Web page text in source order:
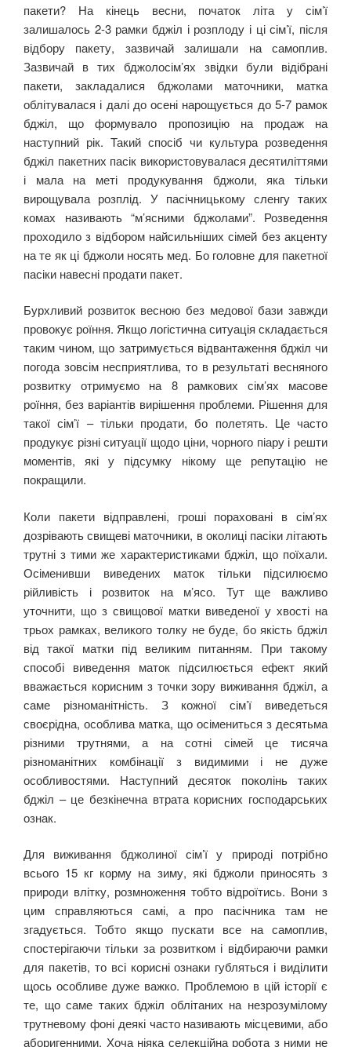
пакети? На кінець весни, початок літа у сім’ї
залишалось 2-3 рамки бджіл і розплоду і ці сім’ї, після
відбору пакету, зазвичай залишали на самоплив.
Зазвичай в тих бджолосім’ях звідки були відібрані
пакети, закладалися бджолами маточники, матка
облітувалася і далі до осені нарощується до 5-7 рамок
бджіл, що формувало пропозицію на продаж на
наступний рік. Такий спосіб чи культура розведення
бджіл пакетних пасік використовувалася десятиліттями
і мала на меті продукування бджоли, яка тільки
вирощувала розплід. У пасічницькому сленгу таких
комах називають “м’ясними бджолами”. Розведення
проходило з відбором найсильніших сімей без акценту
на те як ці бджоли носять мед. Бо головне для пакетної
пасіки навесні продати пакет.
Бурхливий розвиток весною без медової бази завжди
провокує роїння. Якщо логістична ситуація складається
таким чином, що затримується відвантаження бджіл чи
погода зовсім несприятлива, то в результаті весняного
розвитку отримуємо на 8 рамкових сім’ях масове
роїння, без варіантів вирішення проблеми. Рішення для
такої сім’ї – тільки продати, бо полетять. Це часто
продукує різні ситуації щодо ціни, чорного піару і решти
моментів, які у підсумку нікому ще репутацію не
покращили.
Коли пакети відправлені, гроші пораховані в сім’ях
дозрівають свищеві маточники, в околиці пасіки літають
трутні з тими же характеристиками бджіл, що поїхали.
Осіменивши виведених маток тільки підсилюємо
рійливість і розвиток на м’ясо. Тут ще важливо
уточнити, що з свищової матки виведеної у хвості на
трьох рамках, великого толку не буде, бо якість бджіл
від такої матки під великим питанням. При такому
способі виведення маток підсилюється ефект який
вважається корисним з точки зору виживання бджіл, а
саме різноманітність. З кожної сім’ї виведеться
своєрідна, особлива матка, що осімениться з десятьма
різними трутнями, а на сотні сімей це тисяча
різноманітних комбінації з видимими і не дуже
особливостями. Наступний десяток поколінь таких
бджіл – це безкінечна втрата корисних господарських
ознак.
Для виживання бджолиної сім’ї у природі потрібно
всього 15 кг корму на зиму, які бджоли приносять з
природи влітку, розмноження тобто відроїтись. Вони з
цим справляються самі, а про пасічника там не
згадується. Тобто якщо пускати все на самоплив,
спостерігаючи тільки за розвитком і відбираючи рамки
для пакетів, то всі корисні ознаки губляться і виділити
щось особливе дуже важко. Проблемою в цій історії є
те, що саме таких бджіл облітаних на незрозумілому
трутневому фоні деякі часто називають місцевими, або
аборигенними. Хоча ніяка селекційна робота з ними не